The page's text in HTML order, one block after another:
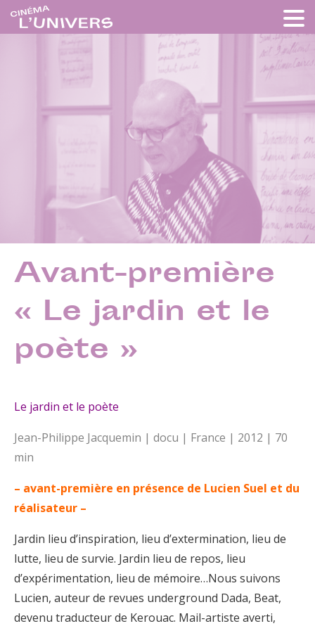
Avant-première
« Le jardin et le
poète »
Le jardin et le poète
Jean-Philippe Jacquemin | docu | France | 2012 | 70
min
– avant-première en présence de Lucien Suel et du
réalisateur –
Jardin lieu d’inspiration, lieu d’extermination, lieu de
lutte, lieu de survie. Jardin lieu de repos, lieu
d’expérimentation, lieu de mémoire…Nous suivons
Lucien, auteur de revues underground Dada, Beat,
devenu traducteur de Kerouac. Mail-artiste averti,